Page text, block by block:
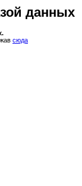
данных
сюда